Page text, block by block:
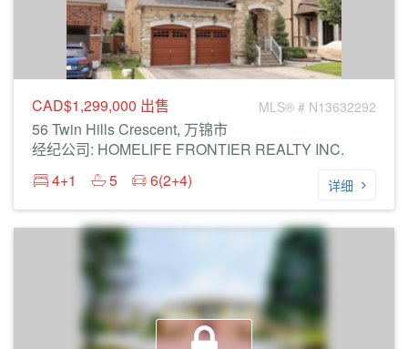
CAD$1,299,000 出售 MLS® # N13632292
56 Twin Hills Crescent, 万锦市
经纪公司: HOMELIFE FRONTIER REALTY INC.
4+1
5 6(2+4) 详细